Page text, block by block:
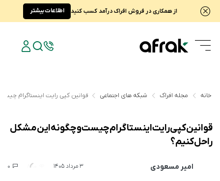
از همکاری در فروش افراک درآمد کسب کنید اطلاعات بیشتر
خانه مجله افراک شبکه های اجتماعی قوانین کپی رایت اینستاگرام
قوانین کپی رایت اینستاگرام چیست و چگونه این مشکل
را حل کنیم؟
امیر مسعودی 3 مرداد 1405